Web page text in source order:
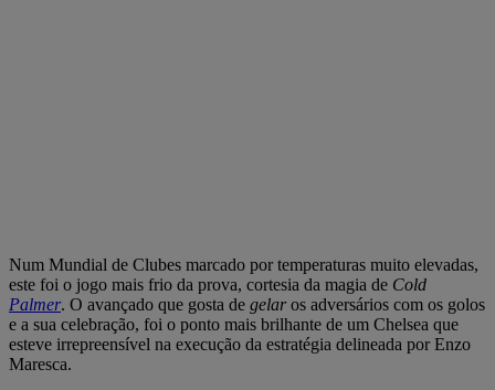
Num Mundial de Clubes marcado por temperaturas muito elevadas,
este foi o jogo mais frio da prova, cortesia da magia de Cold
Palmer. O avançado que gosta de gelaros adversários com os golos
e a sua celebração, foi o ponto mais brilhante de um Chelsea que
esteve irrepreensível na execução da estratégia delineada por Enzo
Maresca.